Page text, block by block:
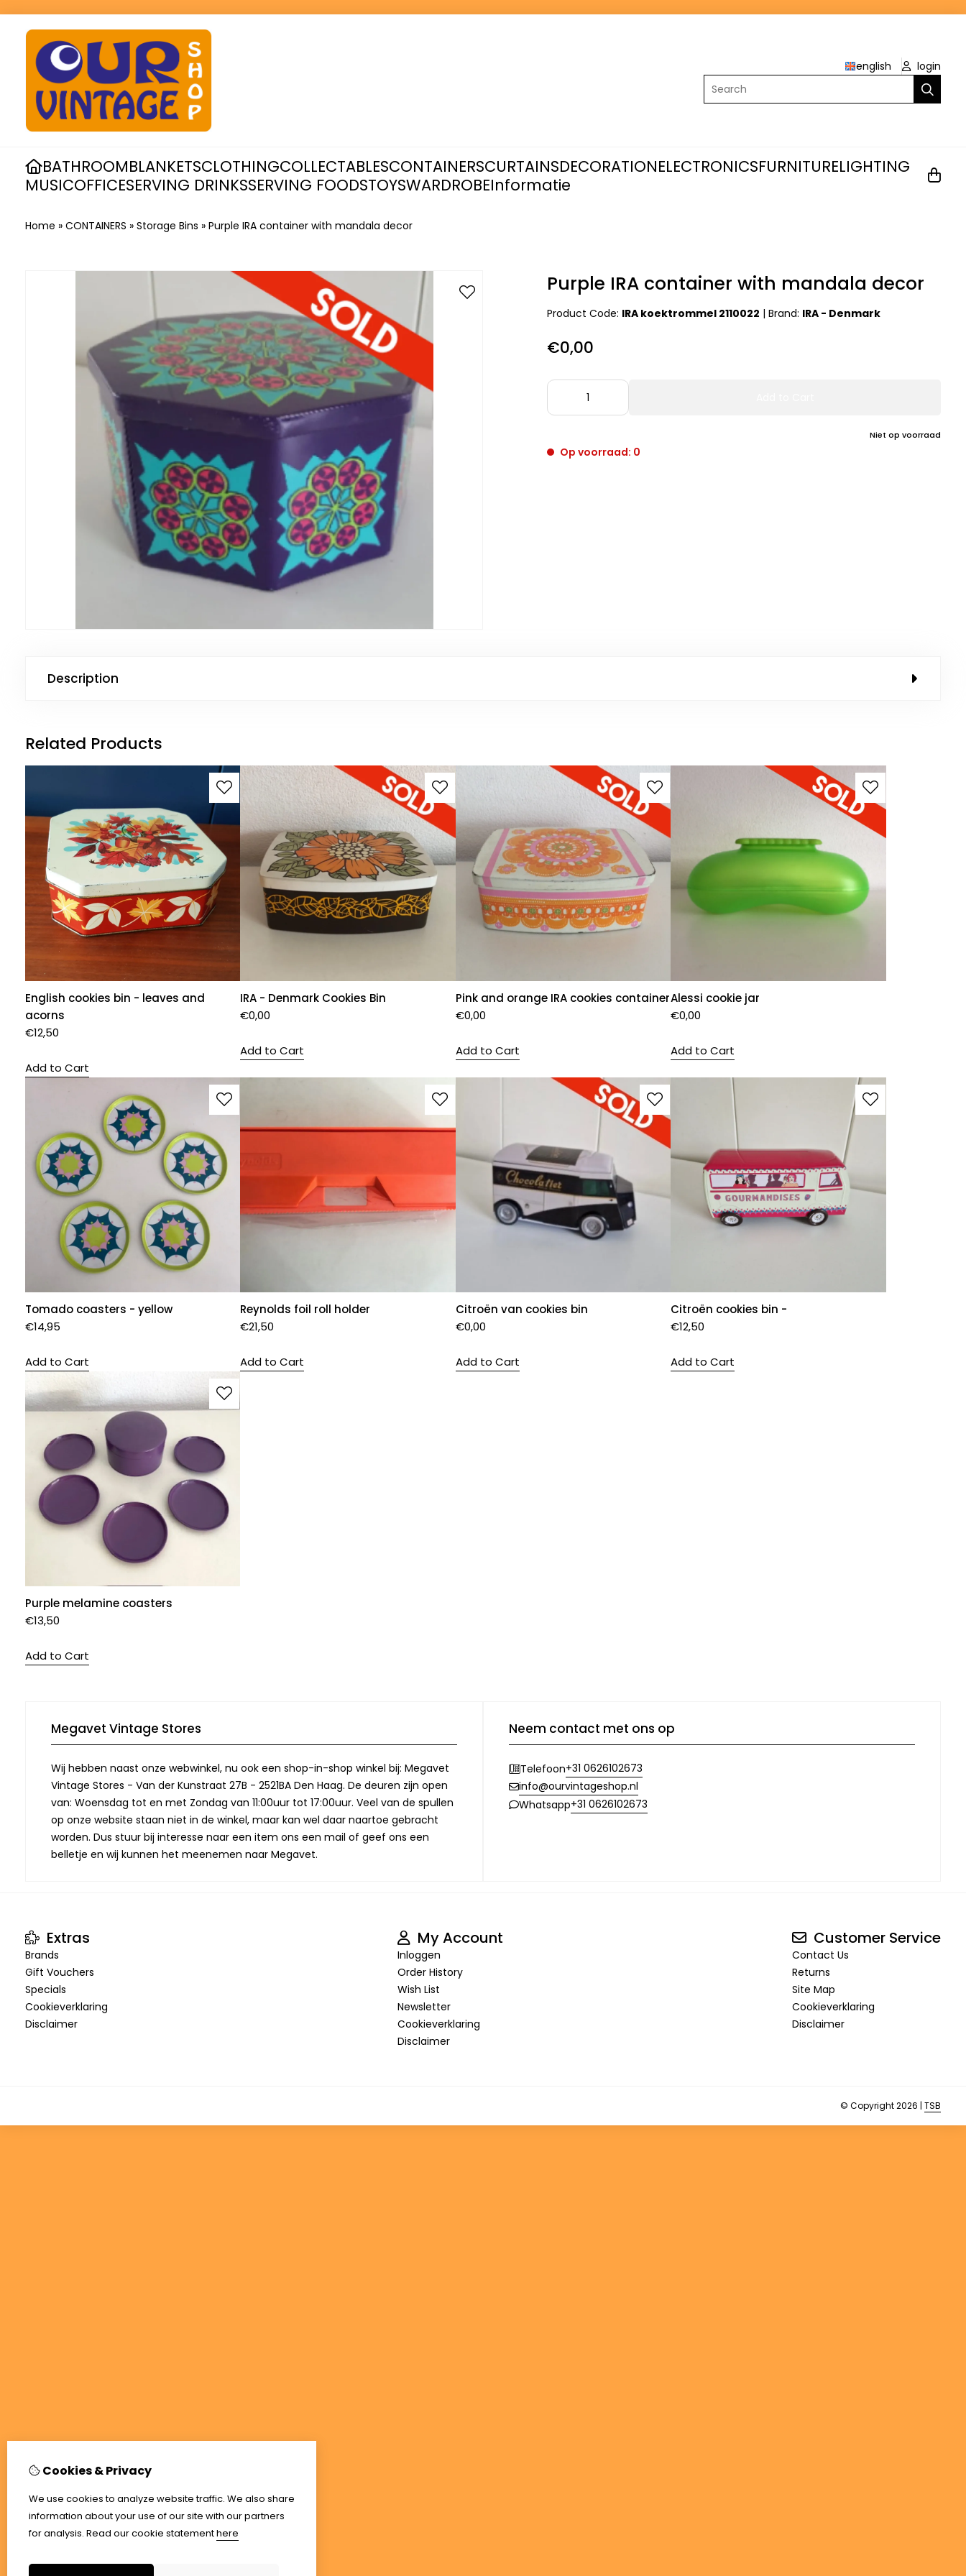
english
login
Search
BATHROOMBLANKETSCLOTHINGCOLLECTABLESCONTAINERSCURTAINSDECORATIONELECTRONICSFURNITURELIGHTING
MUSICOFFICESERVING DRINKSSERVING FOODSTOYSWARDROBEInformatie
Home » CONTAINERS » Storage Bins » Purple IRA container with mandala decor
Purple IRA container with mandala decor
Product Code: IRA koektrommel 2110022 |Brand: IRA - Denmark
€0,00
Niet op voorraad
Op voorraad: 0
Description
Related Products
English cookies bin - leaves and
acorns
€12,50
Add to Cart
IRA - Denmark Cookies Bin
€0,00
Add to Cart
Pink and orange IRA cookies container
€0,00
Add to Cart
Alessi cookie jar
€0,00
Add to Cart
Tomado coasters - yellow
€14,95
Add to Cart
Reynolds foil roll holder
€21,50
Add to Cart
Citroën van cookies bin
€0,00
Add to Cart
Citroën cookies bin -
€12,50
Add to Cart
Purple melamine coasters
€13,50
Add to Cart
Megavet Vintage Stores
Wij hebben naast onze webwinkel, nu ook een shop-in-shop winkel bij: Megavet
Vintage Stores - Van der Kunstraat 27B - 2521BA Den Haag. De deuren zijn open
van: Woensdag tot en met Zondag van 11:00uur tot 17:00uur. Veel van de spullen
op onze website staan niet in de winkel, maar kan wel daar naartoe gebracht
worden. Dus stuur bij interesse naar een item ons een mail of geef ons een
belletje en wij kunnen het meenemen naar Megavet.
Neem contact met ons op
Telefoon+31 0626102673
info@ourvintageshop.nl
Whatsapp+31 0626102673
Extras
Brands
Gift Vouchers
Specials
Cookieverklaring
Disclaimer
My Account
Inloggen
Order History
Wish List
Newsletter
Cookieverklaring
Disclaimer
Customer Service
Contact Us
Returns
Site Map
Cookieverklaring
Disclaimer
© Copyright 2026 | TSB
Cookies & Privacy
We use cookies to analyze website traffic. We also share
information about your use of our site with our partners
for analysis. Read our cookie statementhere